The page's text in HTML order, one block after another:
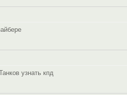
узнать кпд